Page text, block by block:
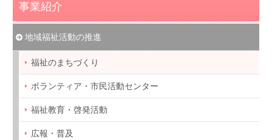
事業紹介
地域福祉活動の推進
福祉のまちづくり
ボランティア・市民活動センター
福祉教育・啓発活動
広報・普及